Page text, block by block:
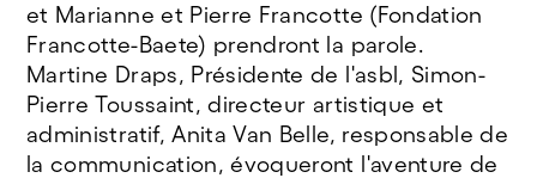
et Marianne et Pierre Francotte (Fondation
Francotte-Baete) prendront la parole.
Martine Draps, Présidente de l'asbl, Simon-
Pierre Toussaint, directeur artistique et
administratif, Anita Van Belle, responsable de
la communication, évoqueront l'aventure de